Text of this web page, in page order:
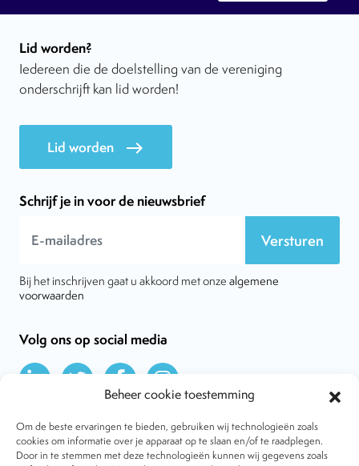
Beheer cookie toestemming
Om de beste ervaringen te bieden, gebruiken wij technologieën zoals
cookies om informatie over je apparaat op te slaan en/of te raadplegen.
Door in te stemmen met deze technologieën kunnen wij gegevens zoals
Lid worden?
Iedereen die de doelstelling van de vereniging
onderschrijft kan lid worden!
Lid worden east
Schrijf je in voor de nieuwsbrief
Versturen
Bij het inschrijven gaat u akkoord met onze algemene
voorwaarden
Volg ons op social media
Over VtdK